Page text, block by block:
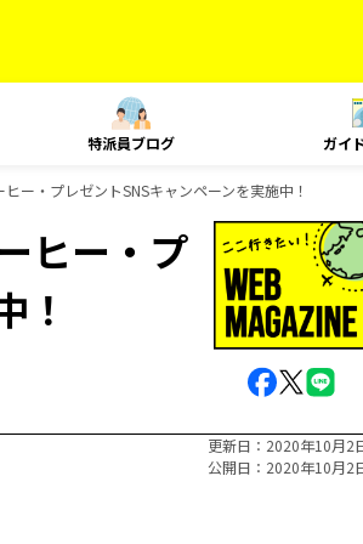
特派員ブログ ガイ
ー・プレゼントSNSキャンペーンを実施中！
ヒー・プ
！
更新日
2020年10月2
公開日
2020年10月2